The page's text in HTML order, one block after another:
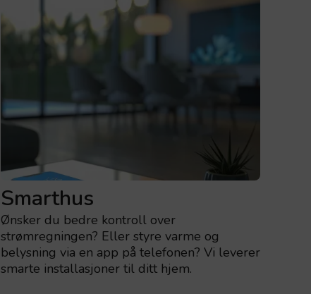
Smarthus
Ønsker du bedre kontroll over
strømregningen? Eller styre varme og
belysning via en app på telefonen? Vi leverer
smarte installasjoner til ditt hjem.